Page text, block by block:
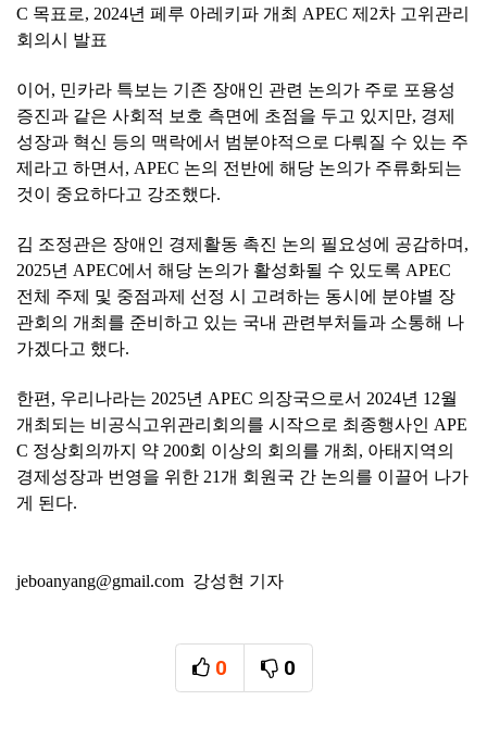
C 목표로, 2024년 페루 아레키파 개최 APEC 제2차 고위관리
회의시 발표
이어, 민카라 특보는 기존 장애인 관련 논의가 주로 포용성
증진과 같은 사회적 보호 측면에 초점을 두고 있지만, 경제
성장과 혁신 등의 맥락에서 범분야적으로 다뤄질 수 있는 주
제라고 하면서, APEC 논의 전반에 해당 논의가 주류화되는
것이 중요하다고 강조했다.
김 조정관은 장애인 경제활동 촉진 논의 필요성에 공감하며,
2025년 APEC에서 해당 논의가 활성화될 수 있도록 APEC
전체 주제 및 중점과제 선정 시 고려하는 동시에 분야별 장
관회의 개최를 준비하고 있는 국내 관련부처들과 소통해 나
가겠다고 했다.
한편, 우리나라는 2025년 APEC 의장국으로서 2024년 12월
개최되는 비공식고위관리회의를 시작으로 최종행사인 APE
C 정상회의까지 약 200회 이상의 회의를 개최, 아태지역의
경제성장과 번영을 위한 21개 회원국 간 논의를 이끌어 나가
게 된다.
jeboanyang@gmail.com 강성현 기자
0
추천
0
비추천